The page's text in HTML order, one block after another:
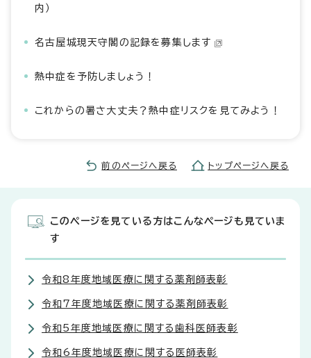
内）
名古屋城現天守閣の記録を募集します
熱中症を予防しましょう！
これからの暑さ大丈夫？熱中症リスクを見てみよう！
前のページへ戻る トップページへ戻る
このページを見ている方はこんなページも見ていま
す
令和8年度地域医療に関する薬剤師表彰
令和7年度地域医療に関する薬剤師表彰
令和5年度地域医療に関する歯科医師表彰
令和6年度地域医療に関する医師表彰